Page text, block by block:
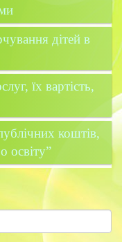
дітей в
їх вартість,
коштів,
освіту”